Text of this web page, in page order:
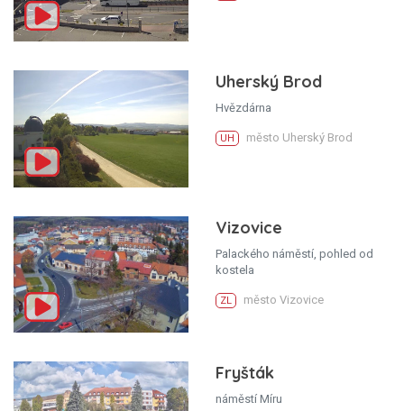
Uherský Brod
Hvězdárna
UH město Uherský Brod
Vizovice
Palackého náměstí, pohled od
kostela
ZL město Vizovice
Fryšták
náměstí Míru